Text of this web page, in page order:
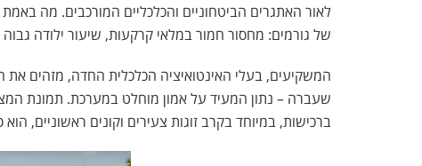
לאור האתגרים הביטחוניים והכלכליים המורכבים. מה
של גורמים: מחסור חמור במלאי קרקעות, שיעור ילודה גבוה
שעברה – נתון המעיד על אמון מוחלט במערכת. תמונת
ברכישות, במיוחד בקרב זוגות צעירים וקונים ראשוניים,